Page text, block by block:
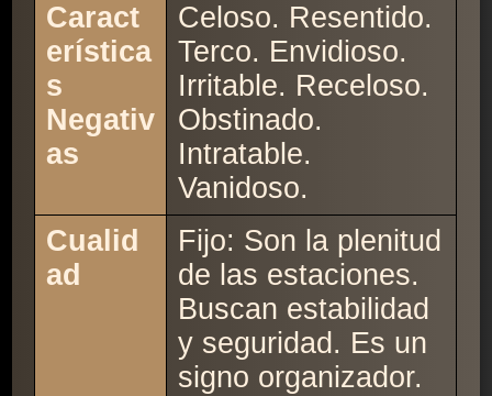
Caract
erística
s
Negativ
as
Celoso. Resentido.
Terco. Envidioso.
Irritable. Receloso.
Obstinado.
Intratable.
Vanidoso.
Cualid
ad
Fijo: Son la plenitud
de las estaciones.
Buscan estabilidad
y seguridad. Es un
signo organizador.